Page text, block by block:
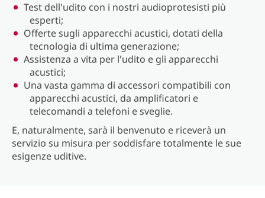
Test dell'udito con i nostri audioprotesisti più
esperti;
Offerte sugli apparecchi acustici, dotati della
tecnologia di ultima generazione;
Assistenza a vita per l'udito e gli apparecchi
acustici;
Una vasta gamma di accessori compatibili con
apparecchi acustici, da amplificatori e
telecomandi a telefoni e sveglie.
E, naturalmente, sarà il benvenuto e riceverà un
servizio su misura per soddisfare totalmente le sue
esigenze uditive.